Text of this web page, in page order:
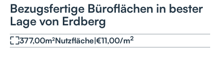
Bezugsfertige Büroflächen in bester
Lage von Erdberg
377,00m²Nutzfläche|€11,00/m2